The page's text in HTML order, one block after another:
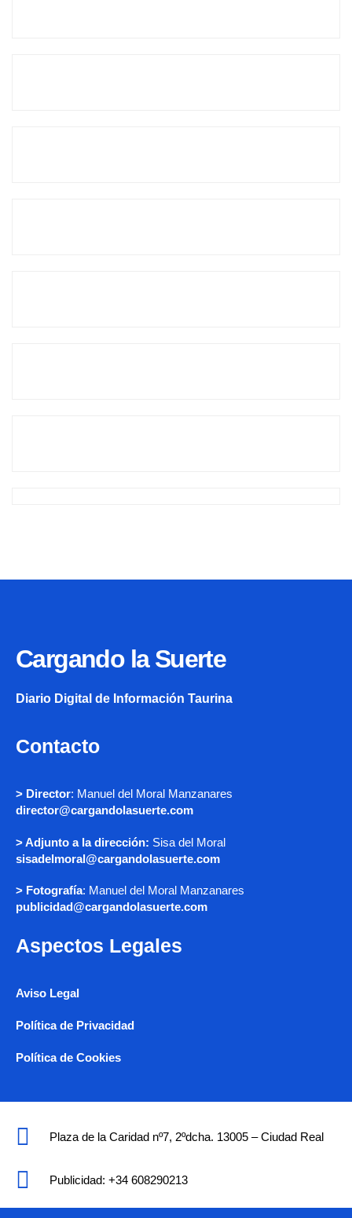
Cargando la Suerte
Diario Digital de Información Taurina
Contacto
> Director: Manuel del Moral Manzanares
director@cargandolasuerte.com
> Adjunto a la dirección: Sisa del Moral
sisadelmoral@cargandolasuerte.com
> Fotografía: Manuel del Moral Manzanares
publicidad@cargandolasuerte.com
Aspectos Legales
Aviso Legal
Política de Privacidad
Política de Cookies
Plaza de la Caridad nº7, 2ºdcha. 13005 – Ciudad Real
Publicidad: +34 608290213